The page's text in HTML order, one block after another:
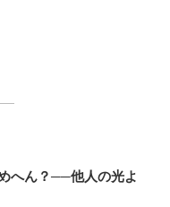
へん？──他人の光よ